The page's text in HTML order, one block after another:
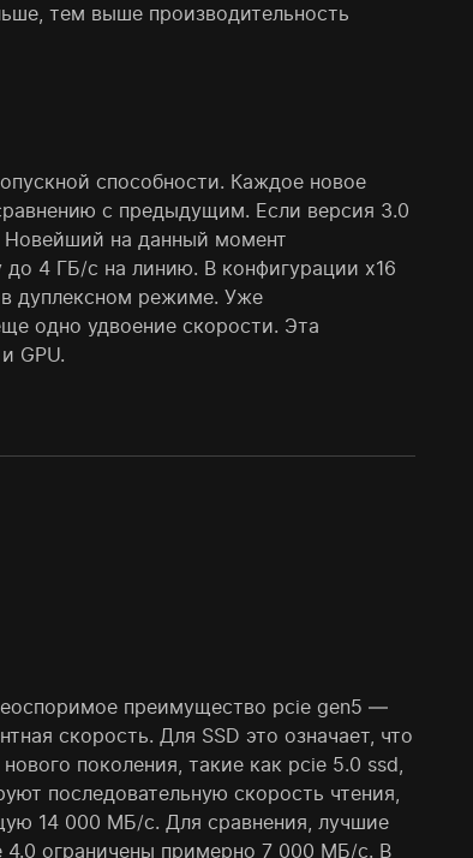
тем выше производительность
способности. Каждое новое
с предыдущим. Если версия 3.0
Новейший на данный момент
до 4 ГБ/с на линию. В конфигурации x16
в дуплексном режиме. Уже
одно удвоение скорости. Эта
GPU.
преимущество pcie gen5 —
скорость. Для SSD это означает, что
поколения, такие как pcie 5.0 ssd,
последовательную скорость чтения,
14 000 МБ/с. Для сравнения, лучшие
4.0 ограничены примерно 7 000 МБ/с. В